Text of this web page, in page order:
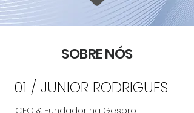
SOBRE NÓS
01 / JUNIOR RODRIGUES
CEO & Fundador na Gespro,